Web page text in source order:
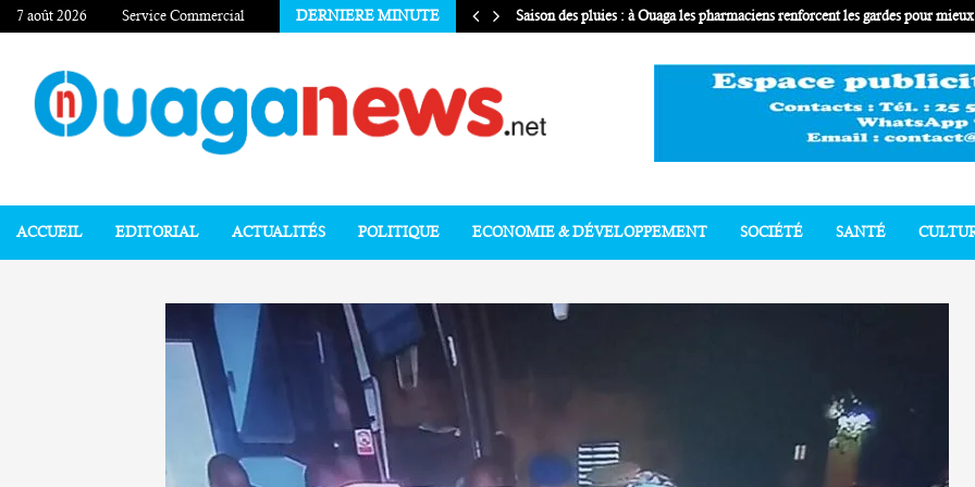
7 août 2026 Service Commercial DERNIERE MINUTE Saison des pluies : à Ouaga les pharmaciens renforcent les gardes pour
ACCUEIL EDITORIAL ACTUALITÉS POLITIQUE ECONOMIE & DÉVELOPPEMENT SOCIÉTÉ SANTÉ